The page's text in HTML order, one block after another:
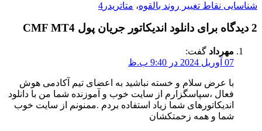
شناسایی نقاط تغییر روند بالقوه، متاتریدر4
2 دیدگاه برای دانلود اندیکاتور جریان پول CMF MT4
مهرداد گفت:
07 آوریل 2024 در 9:40 ب.ظ
با عرض سلام و خسته نباشید به اعضای تیم آکادمی هوش
فعال ،سپاسگزارم از سایت خوب و آموزنده شما من با دانلود
اندیکاتورهای شما زیاد استفاده بردم .ممنونم از سایت خوب
شما و همه زحمتکشان